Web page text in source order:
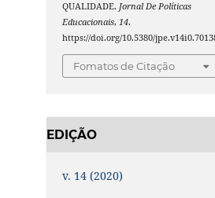
QUALIDADE.Jornal De Políticas
Educacionais,14.
https://doi.org/10.5380/
Fomatos de Citação
EDIÇÃO
v. 14 (2020)